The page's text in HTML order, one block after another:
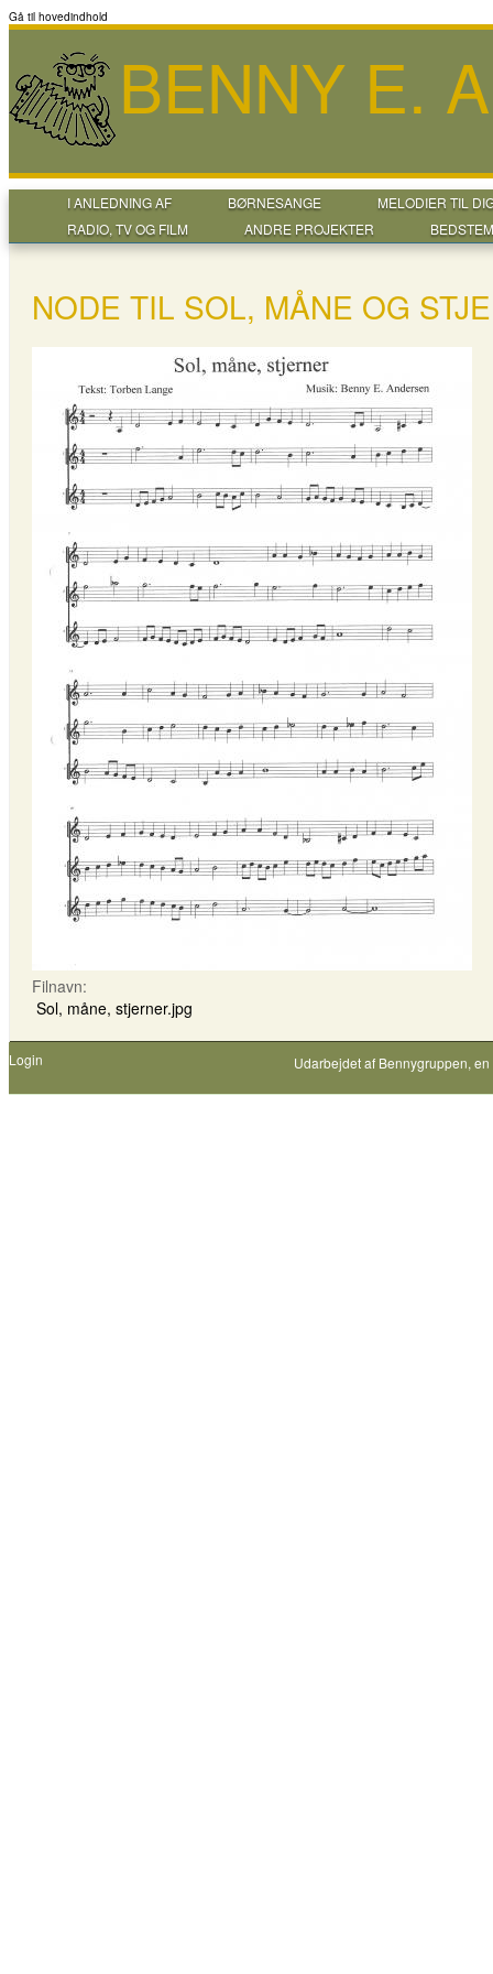
Gå til hovedindhold
BENNY E.
I ANLEDNING AF BØRNESANGE
MELODIER TIL
RADIO, TV OG FILM
ANDRE PROJEKTER
NODE TIL SOL, MÅNE OG
Filnavn:
Sol, måne, stjerner.jpg
Login Udarbejdet af Bennygruppen,